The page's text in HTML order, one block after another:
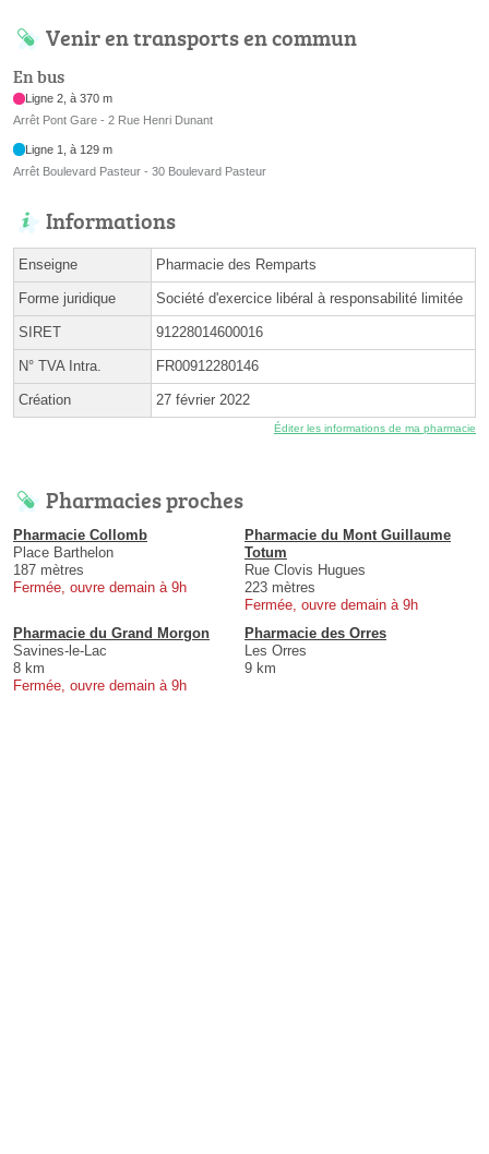
Venir en transports en commun
En bus
Ligne 2, à 370 m
Arrêt Pont Gare - 2 Rue Henri Dunant
Ligne 1, à 129 m
Arrêt Boulevard Pasteur - 30 Boulevard Pasteur
Informations
Enseigne Pharmacie des Remparts
Forme juridique Société d'exercice libéral à responsabilité limitée
SIRET 91228014600016
N° TVA Intra. FR00912280146
Création 27 février 2022
Éditer les informations de ma pharmacie
Pharmacies proches
Pharmacie Collomb
Place Barthelon
187 mètres
Fermée, ouvre demain à 9h
Pharmacie du Mont Guillaume
Totum
Rue Clovis Hugues
223 mètres
Fermée, ouvre demain à 9h
Pharmacie du Grand Morgon
Savines-le-Lac
8 km
Fermée, ouvre demain à 9h
Pharmacie des Orres
Les Orres
9 km